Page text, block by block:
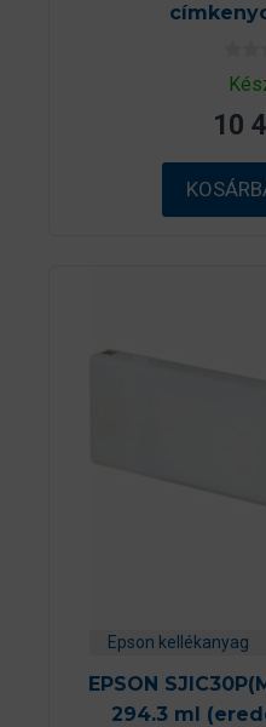
0
a
5
b
ő
l
10
Epson kellékanyag
EPSON
294.3 ml